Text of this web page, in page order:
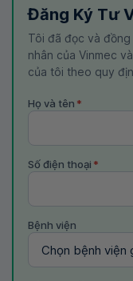
Đăng Ký Tư
Tôi đã đọc và
nhân của Vinmec
của tôi theo quy
Họ và tên *
Số điện thoại *
Bệnh viện